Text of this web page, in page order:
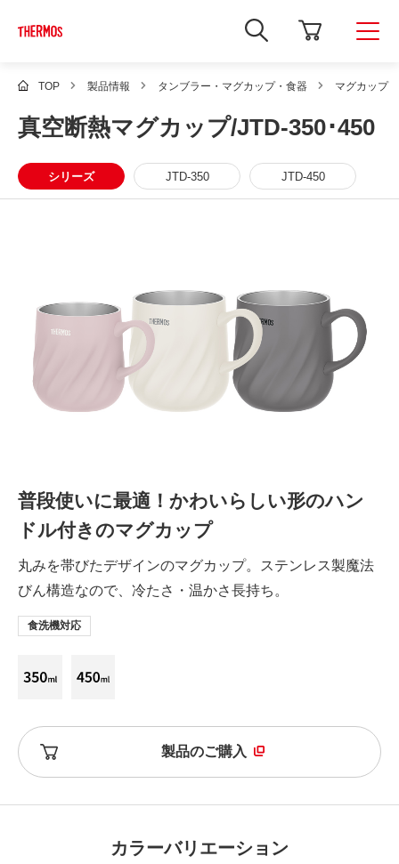
新
し
ィ
ン
ウ
で
サ
イ
ト
ま
す
TOP 製品情報 タンブラー・マグカップ・食器 マグカップ
真空断熱マグカップ/JTD-350･450
シリーズ JTD-350 JTD-450
普段使いに最適！かわいらしい形のハン
ドル付きのマグカップ
丸みを帯びたデザインのマグカップ。ステンレス製魔法
びん構造なので、冷たさ・温かさ長持ち。
食洗機対応
製品のご購入
カラーバリエーション